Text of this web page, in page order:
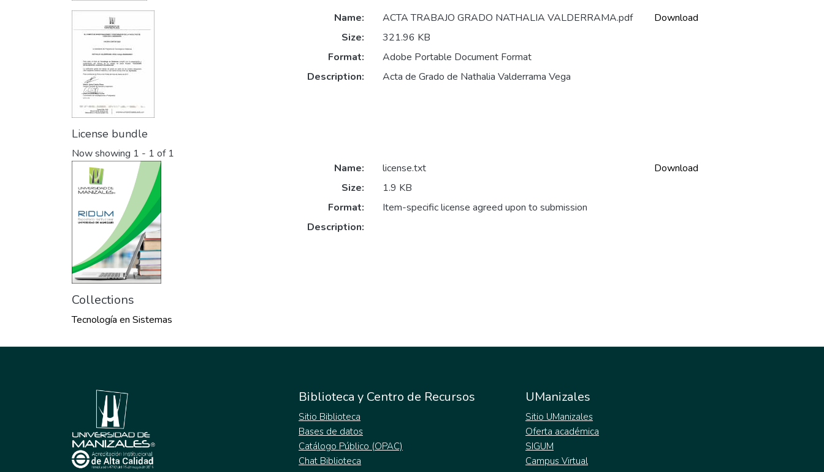
Name:
ACTA TRABAJO GRADO NATHALIA VALDERRAMA.pdf
Size:
321.96 KB
Format:
Adobe Portable Document Format
Description:
Acta de Grado de Nathalia Valderrama Vega
Download
License bundle
Now showing 1 - 1 of 1
Name:
license.txt
Size:
1.9 KB
Format:
Item-specific license agreed upon to submission
Description:
Download
Collections
Tecnología en Sistemas
Biblioteca y Centro de Recursos
Sitio Biblioteca
Bases de datos
Catálogo Público (OPAC)
Chat Biblioteca
UManizales
Sitio UManizales
Oferta académica
SIGUM
Campus Virtual